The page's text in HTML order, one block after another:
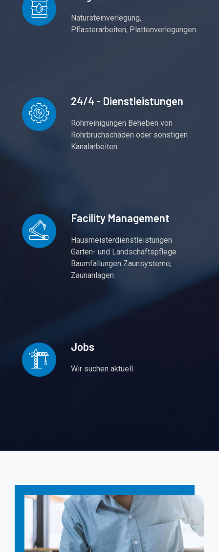
Natursteinverlegung,
Pflasterarbeiten, Plattenverlegungen
24/4 - Dienstleistungen
Rohrreinigungen Beheben von
Rohrbruchschäden oder sonstigen
Kanalarbeiten
Facility Management
Hausmeisterdienstleistungen
Garten- und Landschaftspflege
Baumfällungen Zaunsysteme,
Zaunanlagen
Jobs
Wir suchen aktuell